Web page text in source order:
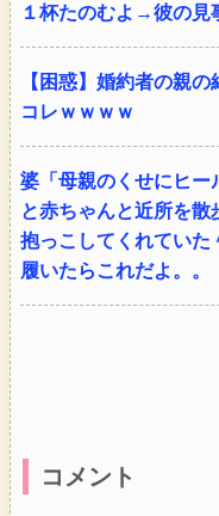
１杯たのむよ→彼の
【困惑】婚約者の親
コレｗｗｗｗ
婆「母親のくせにヒ
と赤ちゃんと近所を
抱っこしてくれていた
履いたらこれだよ。。
コメント